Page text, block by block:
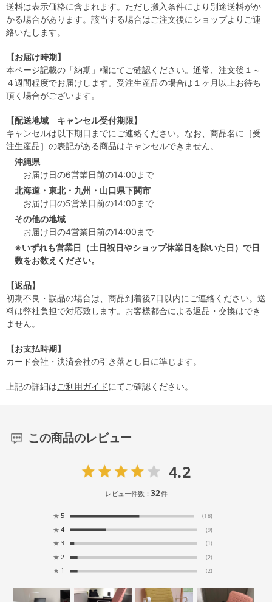
送料は表示価格に含まれます。ただし搬入条件により別途送料がか
かる場合があります。該当する場合はご注文後にショップよりご連
絡いたします。
【お届け時期】
本ページ記載の「納期」欄にてご確認ください。通常、注文後１～
４週間程度でお届けします。受注生産品の場合は１ヶ月以上お待ち
頂く場合がございます。
【配送地域 キャンセル受付期限】
キャンセルは以下期日までにご連絡ください。なお、商品名に［受
注生産品］の表記がある商品はキャンセルできません。
沖縄県
お届け日の6営業日前の14:00まで
北海道・東北・九州・山口県下関市
お届け日の5営業日前の14:00まで
その他の地域
お届け日の4営業日前の14:00まで
※いずれも営業日（土日祝日やショップ休業日を除いた日）で日
数をお数えください。
【返品】
初期不良・誤品の場合は、商品到着後7日以内にご連絡ください。送
料は弊社負担で対応致します。お客様都合による返品・交換はでき
ません。
【お支払時期】
カード会社・決済会社の引き落とし日に準じます。
上記の詳細はご利用ガイドにてご確認ください。
この商品のレビュー
4.2
レビュー件数：32件
★ 5 (18)
★ 4 (9)
★ 3 (1)
★ 2 (2)
★ 1 (2)